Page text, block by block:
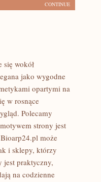
CONTINUE
wokół
jako wygodne
opartymi na
w rosnące
Polecamy
strony jest
może
i sklepy, którzy
jest praktyczny,
na codzienne